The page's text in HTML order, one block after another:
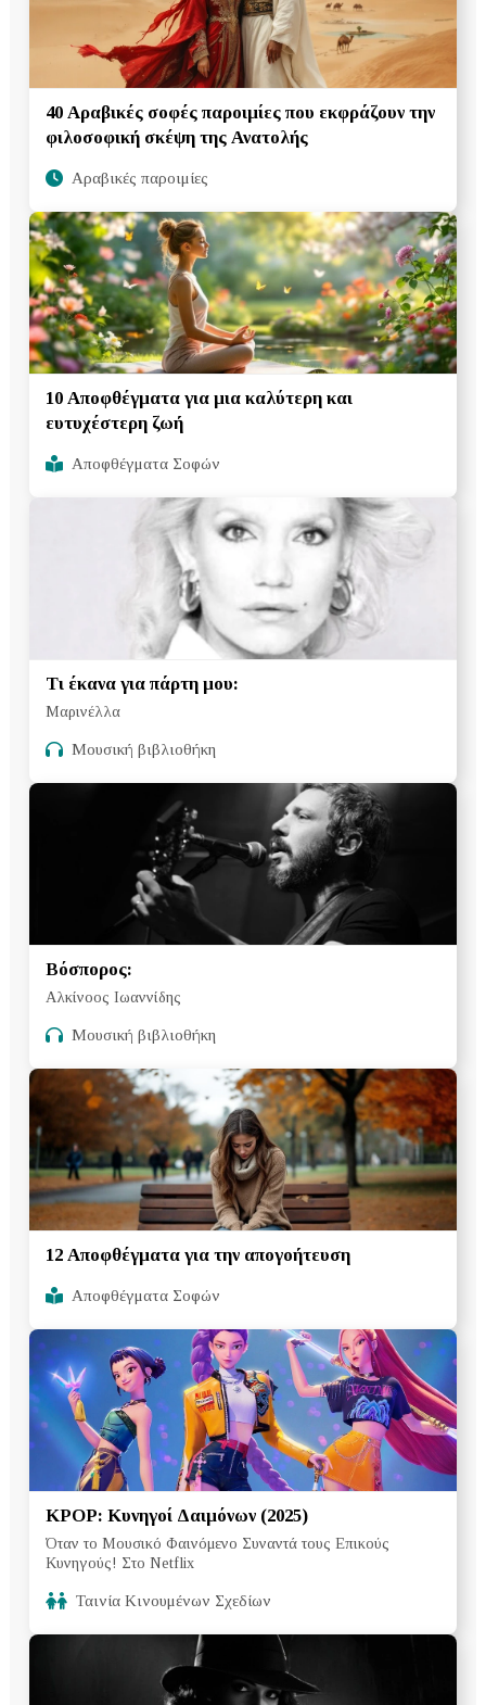
40 Αραβικές σοφές παροιμίες που εκφράζουν την
φιλοσοφική σκέψη της Ανατολής
Αραβικές παροιμίες
10 Αποφθέγματα για μια καλύτερη και
ευτυχέστερη ζωή
Αποφθέγματα Σοφών
Τι έκανα για πάρτη μου:
Μαρινέλλα
Μουσική βιβλιοθήκη
Βόσπορος:
Αλκίνοος Ιωαννίδης
Μουσική βιβλιοθήκη
12 Αποφθέγματα για την απογοήτευση
Αποφθέγματα Σοφών
ΚΡΟΡ: Κυνηγοί Δαιμόνων (2025)
Όταν το Μουσικό Φαινόμενο Συναντά τους Επικούς
Κυνηγούς! Στο Netflix
Ταινία Κινουμένων Σχεδίων